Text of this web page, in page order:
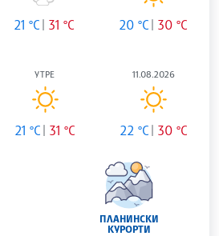
21 °C 31 °C 20 °C 30 °C
УТРЕ
21 °C 31 °C
11.08.2026
22 °C 30 °C
ПЛАНИНСКИ
КУРОРТИ